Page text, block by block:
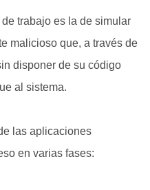
trabajo es la de simular
malicioso que, a través de
disponer de su código
al sistema.
las aplicaciones
en varias fases: